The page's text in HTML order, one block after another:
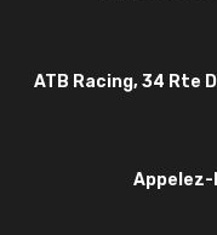
ATB Racing, 34 Rte
Appelez-